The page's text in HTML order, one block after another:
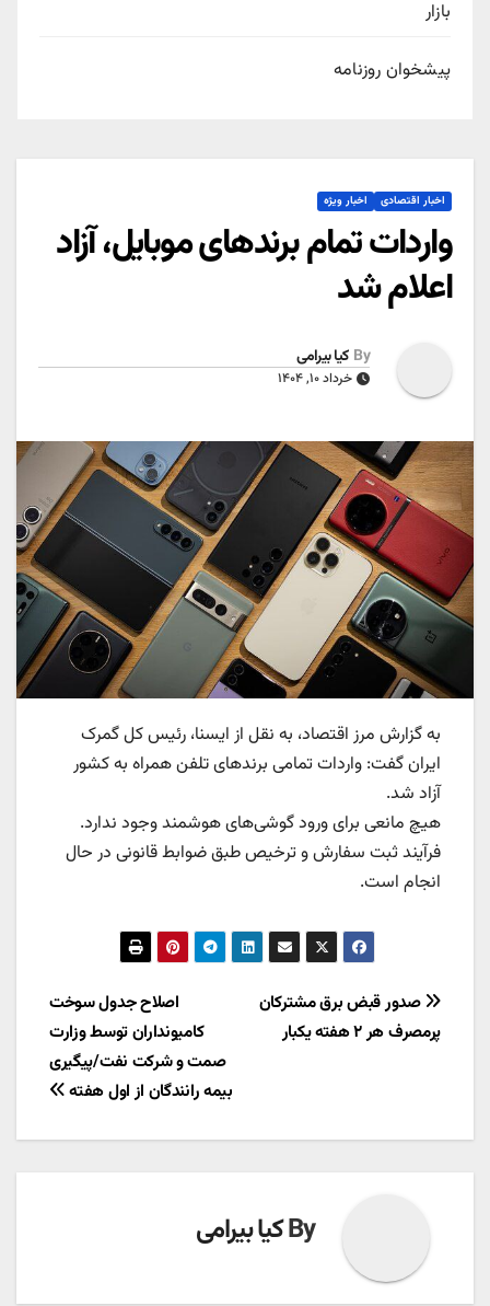
بازار
پیشخوان روزنامه
اخبار اقتصادی اخبار ویژه
واردات تمام برندهای موبایل، آزاد
اعلام شد
By کیا بیرامی
خرداد ۱۰, ۱۴۰۴
به گزارش مرز اقتصاد، به نقل از ایسنا، رئیس کل گمرک
ایران گفت: واردات تمامی برندهای تلفن همراه به کشور
آزاد شد.
هیچ مانعی برای ورود گوشی‌های هوشمند وجود ندارد.
فرآیند ثبت سفارش و ترخیص طبق ضوابط قانونی در حال
انجام است.
راهبری
نوشته
اصلاح جدول سوخت
کامیونداران توسط وزارت
صمت و شرکت نفت/پیگیری
بیمه رانندگان از اول هفته
صدور قبض برق مشترکان
پرمصرف هر ۲ هفته یکبار
Byکیا بیرامی